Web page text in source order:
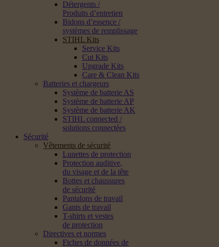
Détergents /
Produits d’entretien
Bidons d’essence /
systèmes de remplissage
STIHL Kits
Service Kits
Cut Kits
Upgrade Kits
Care & Clean Kits
Batteries et chargeurs
Système de batterie AS
Système de batterie AP
Système de batterie AK
STIHL connected /
solutions connectées
Sécurité
Vêtements de sécurité
Lunettes de protection
Protection auditive,
du visage et de la tête
Bottes et chaussures
de sécurité
Pantalons de travail
Gants de travail
T-shirts et vestes
de protection
Directives et normes
Fiches de données de